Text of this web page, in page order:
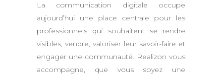
La communication digitale occupe
aujourd’hui une place centrale pour les
professionnels qui souhaitent se rendre
visibles, vendre, valoriser leur savoir-faire et
engager une communauté. Realizon vous
accompagne, que vous soyez une